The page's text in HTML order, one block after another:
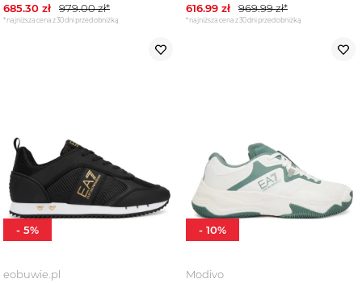
685.30 zł 979.00zł*
*najniższa cena z 30 dni przed obniżką
616.99 zł 969.99zł*
*najniższa cena z 30 dni przed obniżką
eobuwie.pl
- 5%
Modivo
- 10%